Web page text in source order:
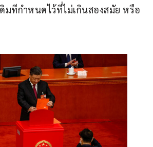
มทีกำหนดไว้ที่ไม่เกินสองสมัย หรือ